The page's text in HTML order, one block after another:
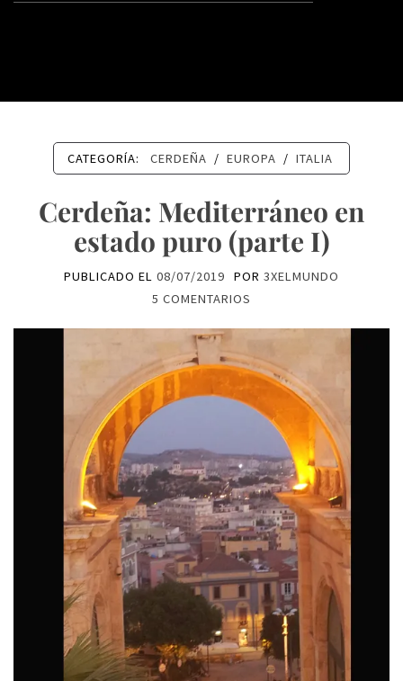
CATEGORÍA: CERDEÑA / EUROPA / ITALIA
Cerdeña: Mediterráneo en
estado puro (parte I)
PUBLICADO EL 08/07/2019 POR 3XELMUNDO
5 COMENTARIOS